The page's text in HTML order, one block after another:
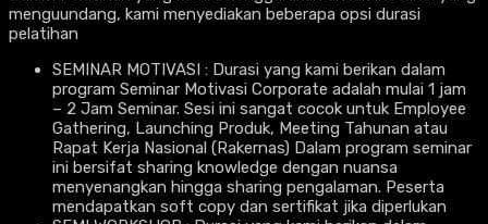
menguundang, kami menyediakan beberapa opsi durasi
pelatihan
SEMINAR MOTIVASI : Durasi yang kami berikan dalam
program Seminar Motivasi Corporate adalah mulai 1 jam
– 2 Jam Seminar. Sesi ini sangat cocok untuk Employee
Gathering, Launching Produk, Meeting Tahunan atau
Rapat Kerja Nasional (Rakernas) Dalam program seminar
ini bersifat sharing knowledge dengan nuansa
menyenangkan hingga sharing pengalaman. Peserta
mendapatkan soft copy dan sertifikat jika diperlukan